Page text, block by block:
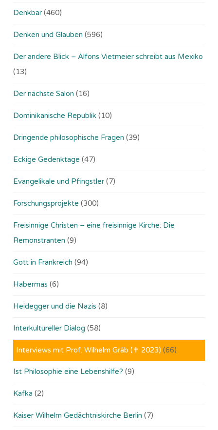
Denkbar (460)
Denken und Glauben (596)
Der andere Blick – Alfons Vietmeier schreibt aus Mexiko
(13)
Der nächste Salon (16)
Dominikanische Republik (10)
Dringende philosophische Fragen (39)
Eckige Gedenktage (47)
Evangelikale und Pfingstler (7)
Forschungsprojekte (300)
Freisinnige Christen – eine freisinnige Kirche: Die
Remonstranten (9)
Gott in Frankreich (94)
Habermas (6)
Heidegger und die Nazis (8)
Interkultureller Dialog (58)
Interviews mit Prof. Wilhelm Gräb (✝ 2023) (66)
Ist Philosophie eine Lebenshilfe? (9)
Kafka (2)
Kaiser Wilhelm Gedächtniskirche Berlin (7)